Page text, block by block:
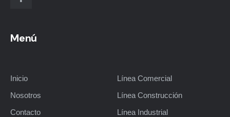
Menú
Inicio
Nosotros
Contacto
Línea Comercial
Línea Construcción
Línea Industrial